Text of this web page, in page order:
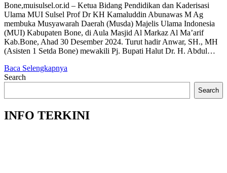
Bone,muisulsel.or.id – Ketua Bidang Pendidikan dan Kaderisasi
Ulama MUI Sulsel Prof Dr KH Kamaluddin Abunawas M Ag
membuka Musyawarah Daerah (Musda) Majelis Ulama Indonesia
(MUI) Kabupaten Bone, di Aula Masjid Al Markaz Al Ma’arif
Kab.Bone, Ahad 30 Desember 2024. Turut hadir Anwar, SH., MH
(Asisten 1 Setda Bone) mewakili Pj. Bupati Halut Dr. H. Abdul…
Baca Selengkapnya
Search
Search
INFO TERKINI